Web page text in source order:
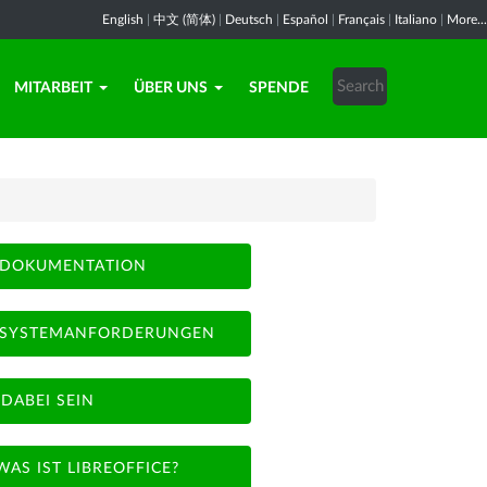
English 中文 (简体) Deutsch Español Français Italiano More...
MITARBEIT ÜBER UNS SPENDE
DOKUMENTATION
SYSTEMANFORDERUNGEN
DABEI SEIN
IST LIBREOFFICE?